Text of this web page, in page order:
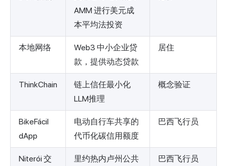
AMM 进行美元成
本平均法投资
本地网络
Web3 中小企业贷
款，提供动态贷款
居住
ThinkChain
链上信任最小化
LLM推理
概念验证
BikeFácil
dApp
电动自行车共享的
代币化碳信用额度
巴西飞行员
Niterói 交
里约热内卢州公共
巴西飞行员